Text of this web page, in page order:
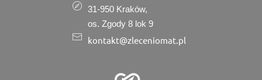
31-950 Kraków,
os. Zgody 8 lok 9
kontakt@zleceniomat.pl